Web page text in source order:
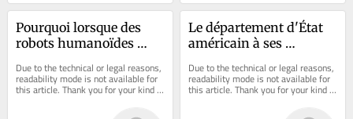
Pourquoi lorsque des
robots humanoïdes
méfiance s’installe
Due to the technical or legal reasons,
readability mode is not available for
this article. Thank you for your kind
Le département d'État
américain à ses
voyageant en Belgique :
« Faites preuve d'une
Due to the technical or legal reasons,
readability mode is not available for
this article. Thank you for your kind